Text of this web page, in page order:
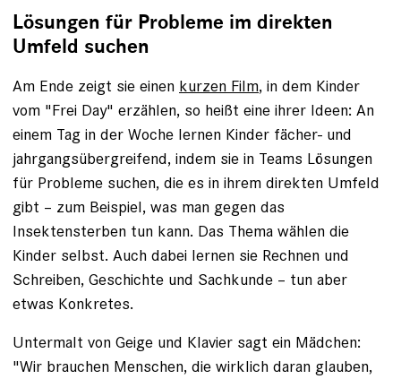
Lösungen für Probleme im direkten
Umfeld suchen
Am Ende zeigt sie einen kurzen Film, in dem Kinder
vom "Frei Day" erzählen, so heißt eine ihrer Ideen: An
einem Tag in der Woche lernen Kinder fächer- und
jahrgangsübergreifend, indem sie in Teams Lösungen
für Probleme suchen, die es in ihrem direkten Umfeld
gibt – zum Beispiel, was man gegen das
Insektensterben tun kann. Das Thema wählen die
Kinder selbst. Auch dabei lernen sie Rechnen und
Schreiben, Geschichte und Sachkunde – tun aber
etwas Konkretes.
Untermalt von Geige und Klavier sagt ein Mädchen:
"Wir brauchen Menschen, die wirklich daran glauben,